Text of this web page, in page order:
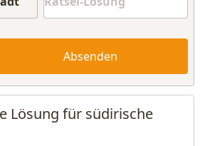
Absenden
Lösung für südirische